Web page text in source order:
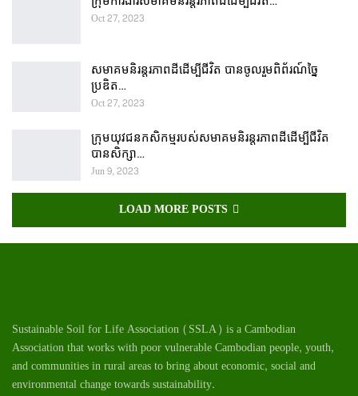
Oct 27, 2023
សមាគមនិរន្តរភាពដីដើម្បីជីវិត បានចូលរួមពិព័រណ៍ច្នៃ
ប្រឌិត…
Oct 27, 2023
ក្រុមយុវជនកសិកម្មរបស់សមាគមនិរន្តរភាពដីដើម្បីជីវិត
បានសិក្សា…
Jun 9, 2023
LOAD MORE POSTS
Sustainable Soil for Life Association (SSLA) is a Cambodian
Association that works with poor vulnerable Cambodianpeople, youth,
and communities in rural areas to bring about economic, social and
environmental change towards sustainability.